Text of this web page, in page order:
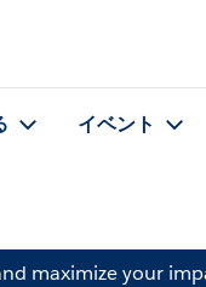
イベント
maximize your